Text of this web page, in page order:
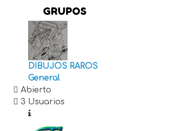
GRUPOS
DIBUJOS RAROS
General
Abierto
3 Usuarios